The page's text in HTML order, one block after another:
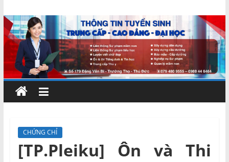
to
content
Chứng
chỉ
ngắn
hạn
–CHỨNG CHỈ
[TP.Pleiku] Ôn và Thi